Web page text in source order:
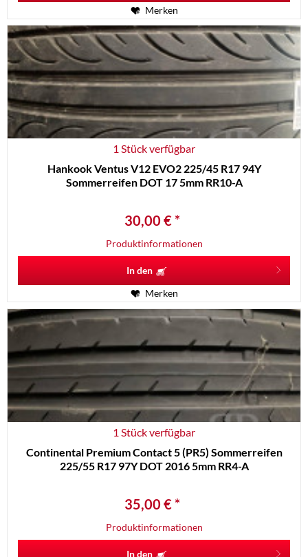
Merken
1 Stück verfügbar
Hankook Ventus V12 EVO2 225/45 R17 94Y
Sommerreifen DOT 17 5mm RR10-A
30,00 € *
Produktinformationen
In den
Merken
1 Stück verfügbar
Continental Premium Contact 5 (PR5) Sommerreifen
225/55 R17 97Y DOT 2016 5mm RR4-A
35,00 € *
Produktinformationen
In den